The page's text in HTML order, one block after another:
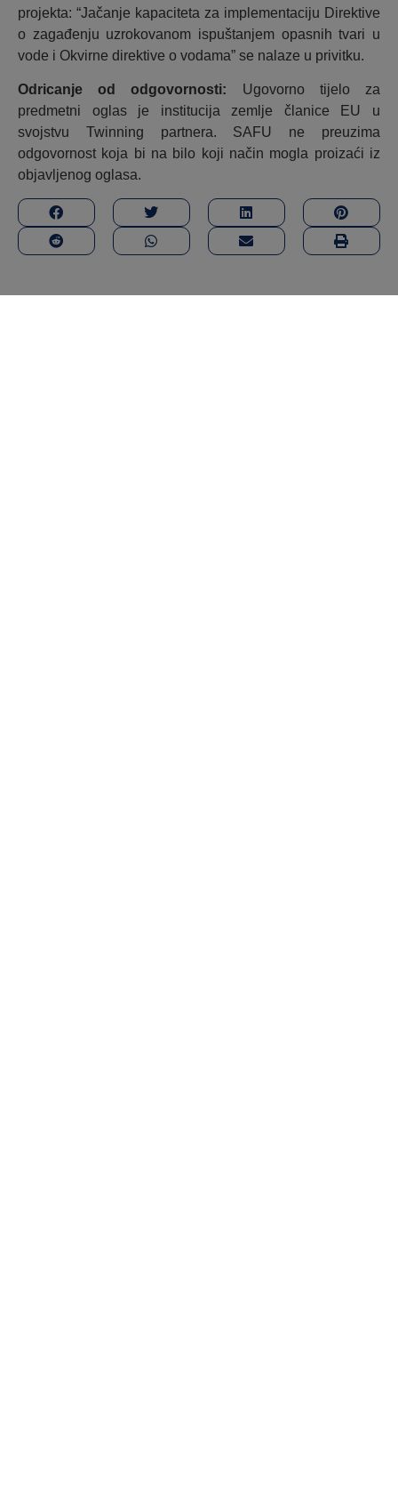
projekta: “Jačanje kapaciteta za implementaciju Direktive
o zagađenju uzrokovanom ispuštanjem opasnih tvari u
vode i Okvirne direktive o vodama” se nalaze u privitku.
Odricanje od odgovornosti: Ugovorno tijelo za
predmetni oglas je institucija zemlje članice EU u
svojstvu Twinning partnera. SAFU ne preuzima
odgovornost koja bi na bilo koji način mogla proizaći iz
objavljenog oglasa.